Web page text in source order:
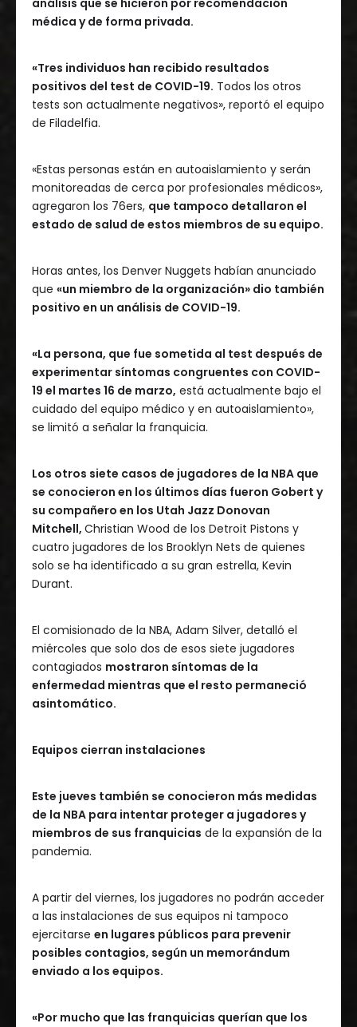
análisis que se hicieron por recomendación
médica y de forma privada.
«Tres individuos han recibido resultados
positivos del test de COVID-19. Todos los otros
tests son actualmente negativos», reportó el equipo
de Filadelfia.
«Estas personas están en autoaislamiento y serán
monitoreadas de cerca por profesionales médicos»,
agregaron los 76ers, que tampoco detallaron el
estado de salud de estos miembros de su equipo.
Horas antes, los Denver Nuggets habían anunciado
que «un miembro de la organización» dio también
positivo en un análisis de COVID-19.
«La persona, que fue sometida al test después de
experimentar síntomas congruentes con COVID-
19 el martes 16 de marzo, está actualmente bajo el
cuidado del equipo médico y en autoaislamiento»,
se limitó a señalar la franquicia.
Los otros siete casos de jugadores de la NBA que
se conocieron en los últimos días fueron Gobert y
su compañero en los Utah Jazz Donovan
Mitchell, Christian Wood de los Detroit Pistons y
cuatro jugadores de los Brooklyn Nets de quienes
solo se ha identificado a su gran estrella, Kevin
Durant.
El comisionado de la NBA, Adam Silver, detalló el
miércoles que solo dos de esos siete jugadores
contagiados mostraron síntomas de la
enfermedad mientras que el resto permaneció
asintomático.
Equipos cierran instalaciones
Este jueves también se conocieron más medidas
de la NBA para intentar proteger a jugadores y
miembros de sus franquicias de la expansión de la
pandemia.
A partir del viernes, los jugadores no podrán acceder
a las instalaciones de sus equipos ni tampoco
ejercitarse en lugares públicos para prevenir
posibles contagios, según un memorándum
enviado a los equipos.
«Por mucho que las franquicias querían que los